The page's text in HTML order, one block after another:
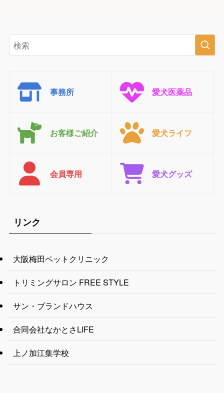
事務所 愛犬医薬品
お客様ご紹介 愛犬ライフ
会員専用 愛犬グッズ
リンク
大阪梅田ペットクリニック
トリミングサロン FREE STYLE
サン・ブランドハウス
合同会社なかとさLIFE
上ノ加江集学校